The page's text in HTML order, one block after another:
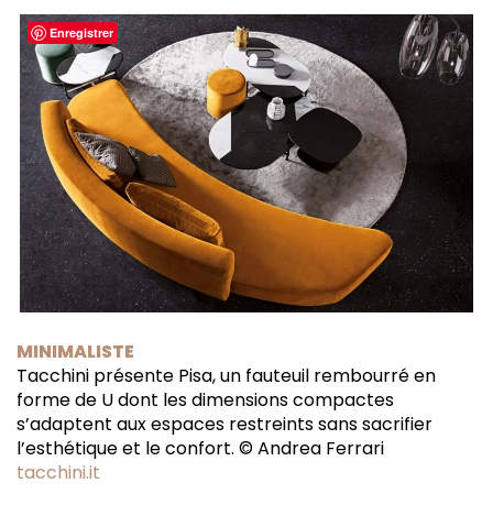
MINIMALISTE
Tacchini présente Pisa, un fauteuil rembourré en
forme de U dont les dimensions compactes
s’adaptent aux espaces restreints sans sacrifier
l’esthétique et le confort. © Andrea Ferrari
tacchini.it
Enregistrer